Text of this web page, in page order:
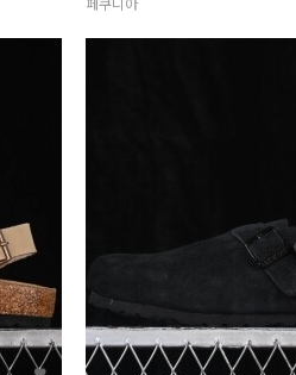
페쿠니아